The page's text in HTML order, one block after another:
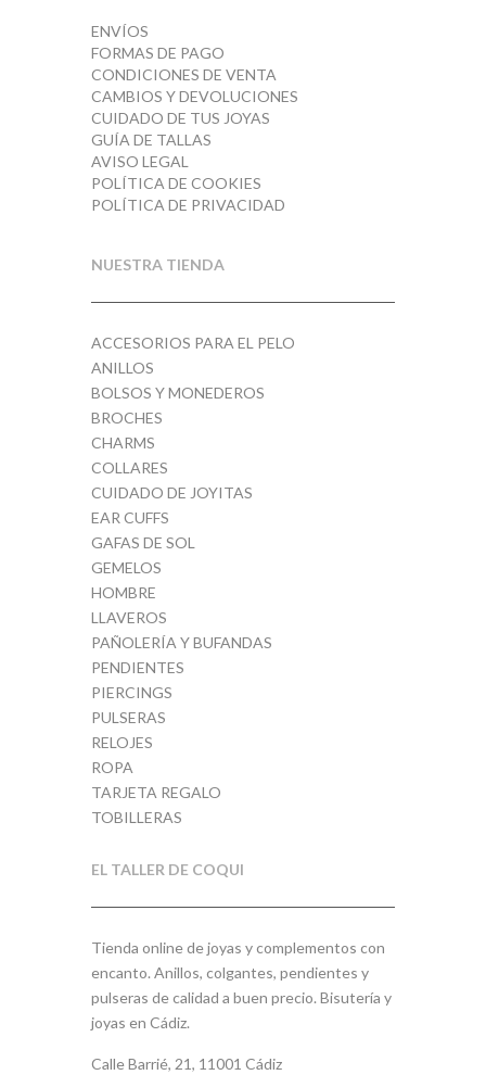
ENVÍOS
FORMAS DE PAGO
CONDICIONES DE VENTA
CAMBIOS Y DEVOLUCIONES
CUIDADO DE TUS JOYAS
GUÍA DE TALLAS
AVISO LEGAL
POLÍTICA DE COOKIES
POLÍTICA DE PRIVACIDAD
NUESTRA TIENDA
ACCESORIOS PARA EL PELO
ANILLOS
BOLSOS Y MONEDEROS
BROCHES
CHARMS
COLLARES
CUIDADO DE JOYITAS
EAR CUFFS
GAFAS DE SOL
GEMELOS
HOMBRE
LLAVEROS
PAÑOLERÍA Y BUFANDAS
PENDIENTES
PIERCINGS
PULSERAS
RELOJES
ROPA
TARJETA REGALO
TOBILLERAS
EL TALLER DE COQUI
Tienda online de joyas y complementos con
encanto. Anillos, colgantes, pendientes y
pulseras de calidad a buen precio. Bisutería y
joyas en Cádiz.
Calle Barrié, 21, 11001 Cádiz